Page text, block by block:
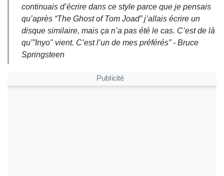
continuais d’écrire dans ce style parce que je pensais
qu’après “The Ghost of Tom Joad” j’allais écrire un
disque similaire, mais ça n’a pas été le cas. C’est de là
qu’”Inyo" vient. C’est l’un de mes préférés”- Bruce
Springsteen
Publicité